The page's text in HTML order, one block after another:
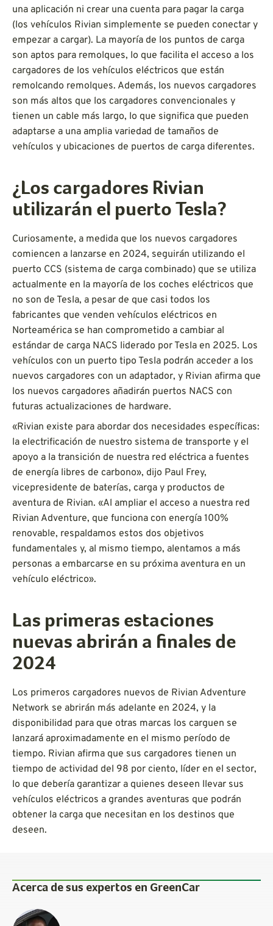
una aplicación ni crear una cuenta para pagar la carga
(los vehículos Rivian simplemente se pueden conectar y
empezar a cargar). La mayoría de los puntos de carga
son aptos para remolques, lo que facilita el acceso a los
cargadores de los vehículos eléctricos que están
remolcando remolques. Además, los nuevos cargadores
son más altos que los cargadores convencionales y
tienen un cable más largo, lo que significa que pueden
adaptarse a una amplia variedad de tamaños de
vehículos y ubicaciones de puertos de carga diferentes.
¿Los cargadores Rivian
utilizarán el puerto Tesla?
Curiosamente, a medida que los nuevos cargadores
comiencen a lanzarse en 2024, seguirán utilizando el
puerto CCS (sistema de carga combinado) que se utiliza
actualmente en la mayoría de los coches eléctricos que
no son de Tesla, a pesar de que casi todos los
fabricantes que venden vehículos eléctricos en
Norteamérica se han comprometido a cambiar al
estándar de carga NACS liderado por Tesla en 2025. Los
vehículos con un puerto tipo Tesla podrán acceder a los
nuevos cargadores con un adaptador, y Rivian afirma que
los nuevos cargadores añadirán puertos NACS con
futuras actualizaciones de hardware.
«Rivian existe para abordar dos necesidades específicas:
la electrificación de nuestro sistema de transporte y el
apoyo a la transición de nuestra red eléctrica a fuentes
de energía libres de carbono», dijo Paul Frey,
vicepresidente de baterías, carga y productos de
aventura de Rivian. «Al ampliar el acceso a nuestra red
Rivian Adventure, que funciona con energía 100%
renovable, respaldamos estos dos objetivos
fundamentales y, al mismo tiempo, alentamos a más
personas a embarcarse en su próxima aventura en un
vehículo eléctrico».
Las primeras estaciones
nuevas abrirán a finales de
2024
Los primeros cargadores nuevos de Rivian Adventure
Network se abrirán más adelante en 2024, y la
disponibilidad para que otras marcas los carguen se
lanzará aproximadamente en el mismo período de
tiempo. Rivian afirma que sus cargadores tienen un
tiempo de actividad del 98 por ciento, líder en el sector,
lo que debería garantizar a quienes deseen llevar sus
vehículos eléctricos a grandes aventuras que podrán
obtener la carga que necesitan en los destinos que
deseen.
Acerca de sus expertos en GreenCar